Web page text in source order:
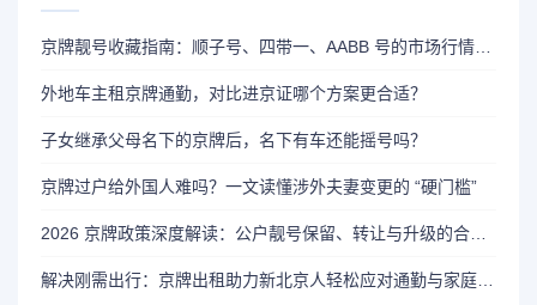
外地车主租京牌通勤，对比进京证哪个方案更合适？
子女继承父母名下的京牌后，名下有车还能摇号吗？
京牌过户给外国人难吗？一文读懂涉外夫妻变更的 “硬门槛”